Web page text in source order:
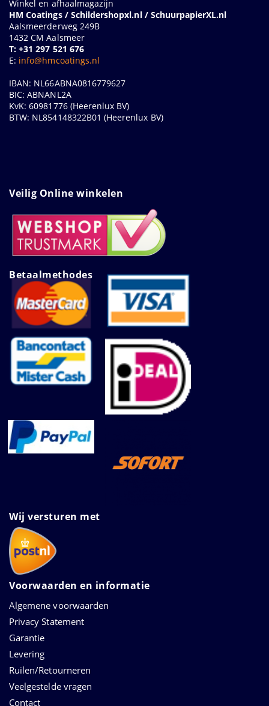
Winkel en afhaalmagazijn
HM Coatings / Schildershopxl.nl / SchuurpapierXL.nl
Aalsmeerderweg 249B
1432 CM Aalsmeer
T: +31 297 521 676
E: info@hmcoatings.nl
IBAN: NL66ABNA0816779627
BIC: ABNANL2A
KvK: 60981776 (Heerenlux BV)
BTW: NL854148322B01 (Heerenlux BV)
Veilig Online winkelen
Betaalmethodes
Wij versturen met
Voorwaarden en informatie
Algemene voorwaarden
Privacy Statement
Garantie
Levering
Ruilen/Retourneren
Veelgestelde vragen
Contact